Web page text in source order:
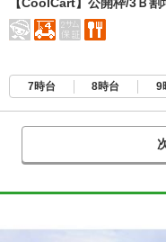
【CoolCart】公開枠/3Ｂ
7時台 8時台 9